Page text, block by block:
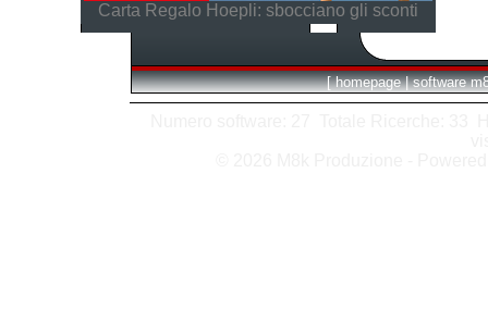
Carta Regalo Hoepli: sbocciano gli sconti
[ homepage | software